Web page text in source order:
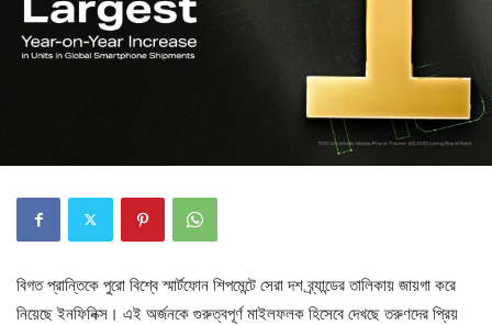
বিগত প্রান্তিকে পুরো বিশ্বে স্মার্টফোন শিপমেন্টে সেরা দশ ব্র্যান্ডের তালিকায় জায়গা করে
নিয়েছে ইনফিনিক্স। এই অর্জনকে গুরুত্বপূর্ণ মাইলফলক হিসেবে দেখছে তরুণদের প্রিয়